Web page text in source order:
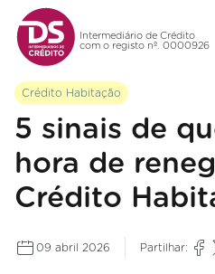
Intermediário de Crédito
com o registo nº. 0000926
Crédito Habitação
5 sinais de
hora de
Crédito
09 abril 2026 Partilhar: